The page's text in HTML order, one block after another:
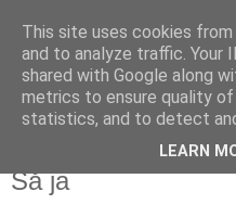
Björn Fritz
vad än som faller mig in
onsdag, juni 15, 2016
Så ja
This site uses cookies
and to analyze traffic. Your
shared with Google along
metrics to ensure quality
statistics, and to detect
LEARN